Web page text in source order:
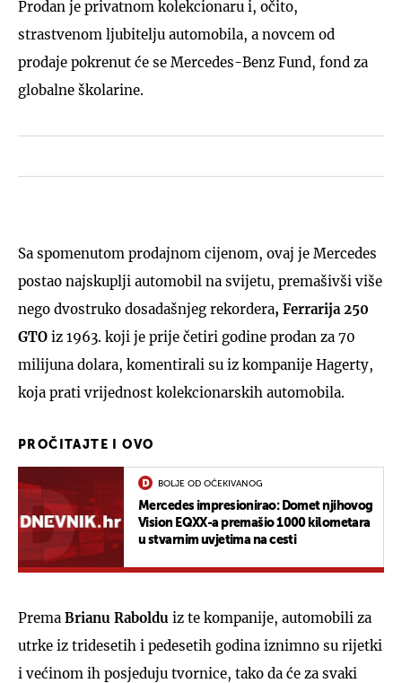
Prodan je privatnom kolekcionaru i, očito,
strastvenom ljubitelju automobila, a novcem od
prodaje pokrenut će se Mercedes-Benz Fund, fond za
globalne školarine.
Sa spomenutom prodajnom cijenom, ovaj je Mercedes
postao najskuplji automobil na svijetu, premašivši više
nego dvostruko dosadašnjeg rekordera, Ferrarija 250
GTO iz 1963. koji je prije četiri godine prodan za 70
milijuna dolara, komentirali su iz kompanije Hagerty,
koja prati vrijednost kolekcionarskih automobila.
PROČITAJTE I OVO
BOLJE OD OČEKIVANOG
Mercedes impresionirao: Domet njihovog
Vision EQXX-a premašio 1000 kilometara
u stvarnim uvjetima na cesti
Prema Brianu Raboldu iz te kompanije, automobili za
utrke iz tridesetih i pedesetih godina iznimno su rijetki
i većinom ih posjeduju tvornice, tako da će za svaki